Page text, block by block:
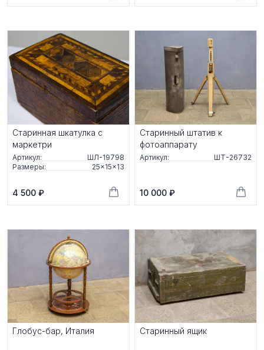
Старинная шкатулка с
маркетри
Артикул:
ШЛ-19798
Размеры:
25×15×13
4 500 ₽
Старинный штатив к
фотоаппарату
Артикул: ШТ-26732
10 000 ₽
Глобус-бар, Италия Старинный ящик